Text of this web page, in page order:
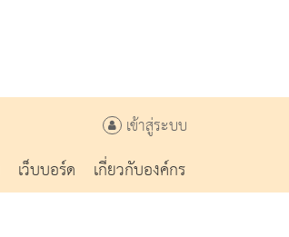
เข้าสู่ระบบ
เว็บบอร์ด
เกี่ยวกับองค์กร